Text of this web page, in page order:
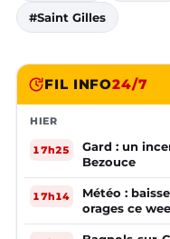
#Saint Gilles
FIL INFO24/7
HIER
17h25
Gard : un
Bezouce
17h14
Météo :
orages ce